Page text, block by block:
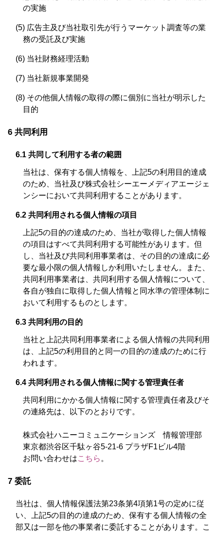
の実施
(5) 広告主及び当社取引先が行うマーケット調査等の業
務の受託及び実施
(6) 当社財務経理活動
(7) 当社新規事業開発
(8) その他個人情報の取得の際に個別に当社が明示した
目的
6 共同利用
6.1 共同して利用する者の範囲
当社は、保有する個人情報を、上記5の利用目的達成
のため、当社及び株式会社シーエーメディアエージェ
ンシーにおいて共同利用することがあります。
6.2 共同利用される個人情報の項目
上記5の目的の達成のため、当社が取得した個人情報
の項目はすべて共同利用する可能性があります。但
し、当社及び共同利用事業者は、その目的の達成に必
要な最小限の個人情報しか利用いたしません。また、
共同利用事業者は、共同利用する個人情報について、
各自が独自に取得した個人情報と同水準の管理体制に
おいて利用するものとします。
6.3 共同利用の目的
当社と上記共同利用事業者による個人情報の共同利用
は、上記5の利用目的と同一の目的の達成のために行
われます。
6.4 共同利用される個人情報に関する管理責任者
共同利用にかかる個人情報に関する管理責任者及びそ
の連絡先は、以下のとおりです。
株式会社ハニーコミュニケーションズ 情報管理部
東京都渋谷区千駄ヶ谷5-21-6 プラザF1ビル4階
お問い合わせはこちら 。
7 委託
当社は、個人情報保護法第23条第4項第1号の定めに従
い、上記5の目的の達成のため、保有する個人情報の全
部又は一部を他の事業者に委託することがあります。こ